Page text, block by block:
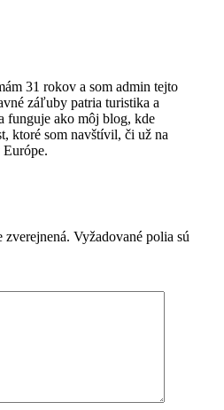
31 rokov a som admin tejto
záľuby patria turistika a
funguje ako môj blog, kde
ktoré som navštívil, či už na
zverejnená. Vyžadované polia sú